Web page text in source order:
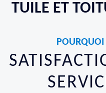
TUILE ET
POURQUOI